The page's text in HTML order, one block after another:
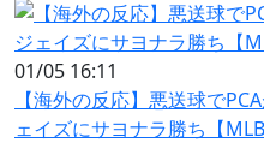
01/05 16:11
【海外の反応】悪送球で
ェイズにサヨナラ勝ち【MLB